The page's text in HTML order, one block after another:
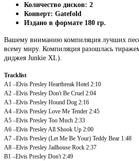
Количество дисков: 2
Конверт: Gatefold
Издано в формате 180 гр.
Вашему вниманию компиляция лучших
всему миру. Компиляция разошлась
диджея Junkie XL).
Tracklist
A1 –Elvis Presley Heartbreak Hotel 2:10
A2 –Elvis Presley Don't Be Cruel 2:04
A3 –Elvis Presley Hound Dog 2:16
A4 –Elvis Presley Love Me Tender 2:45
A5 –Elvis Presley Too Much 2:33
A6 –Elvis PresleyAll Shook Up 2:00
A7 –Elvis Presley (Let Me Be Your) Teddy Bear 1:48
A8 –Elvis Presley Jailhouse Rock 2:37
B1 –Elvis Presley Don't 2:49